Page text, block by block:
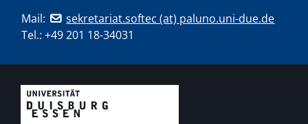
Mail:
sekretariat.softec (at) paluno.uni-due.de
Tel.: +49 201 18-34031